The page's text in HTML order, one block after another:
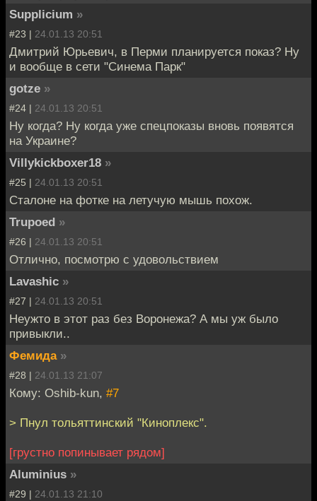
Supplicium »
#23 | 24.01.13 20:51
Дмитрий Юрьевич, в Перми планируется показ? Ну
и вообще в сети "Синема Парк"
gotze »
#24 | 24.01.13 20:51
Ну когда? Ну когда уже спецпоказы вновь появятся
на Украине?
Villykickboxer18 »
#25 | 24.01.13 20:51
Сталоне на фотке на летучую мышь похож.
Trupoed »
#26 | 24.01.13 20:51
Отлично, посмотрю с удовольствием
Lavashic »
#27 | 24.01.13 20:51
Неужто в этот раз без Воронежа? А мы уж было
привыкли..
Фемида »
#28 | 24.01.13 21:07
Кому: Oshib-kun, #7
> Пнул тольяттинский "Киноплекс".
[грустно попинывает рядом]
Aluminius »
#29 | 24.01.13 21:10